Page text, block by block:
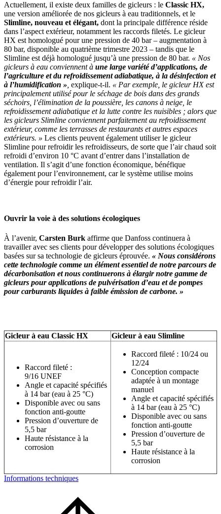
Actuellement, il existe deux familles de gicleurs : le Classic HX,
une version améliorée de nos gicleurs à eau traditionnels, et le
Slimline, nouveau et élégant, dont la principale différence réside
dans l’aspect extérieur, notamment les raccords filetés. Le gicleur
HX est homologué pour une pression de 40 bar – augmentation à
80 bar, disponible au quatrième trimestre 2023 – tandis que le
Slimline est déjà homologué jusqu’à une pression de 80 bar. « Nos
gicleurs à eau conviennent à une large variété d’applications, de
l’agriculture et du refroidissement adiabatique, à la désinfection et
à l’humidification » explique-t-il. « Par exemple, le gicleur HX est
principalement utilisé pour le séchage de bois dans des grands
séchoirs, l’élimination de la poussière, les canons à neige, le
refroidissement adiabatique et la lutte contre les nuisibles ; alors que
les gicleurs Slimline conviennent parfaitement au refroidissement
extérieur, comme les terrasses de restaurants et autres espaces
extérieurs. » Les clients peuvent également utiliser le gicleur
Slimline pour refroidir les refroidisseurs, de sorte que l’air chaud soit
refroidi d’environ 10 °C avant d’entrer dans l’installation de
ventilation. Il s’agit d’une fonction économique, bénéfique
également pour l’environnement, car le système utilise moins
d’énergie pour refroidir l’air.
Ouvrir la voie à des solutions écologiques
À l’avenir, Carsten Burk affirme que Danfoss continuera à
travailler avec ses clients pour développer des solutions écologiques
basées sur sa technologie de gicleurs éprouvée. « Nous considérons
cette technologie comme un élément essentiel de notre parcours de
décarbonisation et nous continuerons à élargir notre gamme de
gicleurs pour applications de pulvérisation d’eau et de pompes
pour carburants liquides à faible émission de carbone. »
Gicleur à eau Classic HX Gicleur à eau Slimline
Raccord fileté :
9/16 UNEF
Angle et capacité spécifiés
à 14 bar (eau à 25 °C)
Disponible avec ou sans
fonction anti-goutte
Pression d’ouverture de
5,5 bar
Haute résistance à la
corrosion
Raccord fileté : 10/24 ou
12/24
Conception compacte
adaptée à un montage
manuel
Angle et capacité spécifiés
à 14 bar (eau à 25 °C)
Disponible avec ou sans
fonction anti-goutte
Pression d’ouverture de
5,5 bar
Haute résistance à la
corrosion
Informations techniques